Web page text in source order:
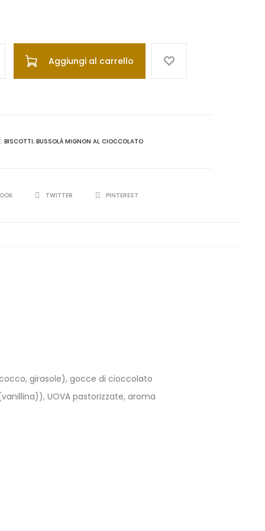
Aggiungi al carrello
BISCOTTI, BUSSOLÀ MIGNON AL CIOCCOLATO
TWITTER PINTEREST
(cocco, girasole), gocce di cioccolato
UOVA pastorizzate, aroma